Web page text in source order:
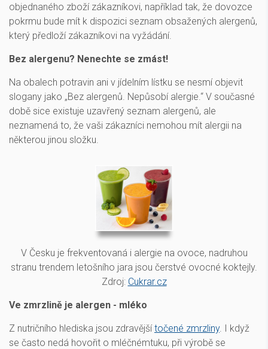
objednaného zboží zákazníkovi, například tak, že dovozce
pokrmu bude mít k dispozici seznam obsažených alergenů,
který předloží zákazníkovi na vyžádání.
Bez alergenu? Nenechte se zmást!
Na obalech potravin ani v jídelním lístku se nesmí objevit
slogany jako „Bez alergenů. Nepůsobí alergie.“ V současné
době sice existuje uzavřený seznam alergenů, ale
neznamená to, že vaši zákazníci nemohou mít alergii na
některou jinou složku.
V Česku je frekventovaná i alergie na ovoce, nadruhou
stranu trendem letošního jara jsou čerstvé ovocné koktejly.
Zdroj: Cukrar.cz
Ve zmrzlině je alergen - mléko
Z nutričního hlediska jsou zdravějšítočené zmrzliny. I když
se často nedá hovořit o mléčnémtuku, při výrobě se